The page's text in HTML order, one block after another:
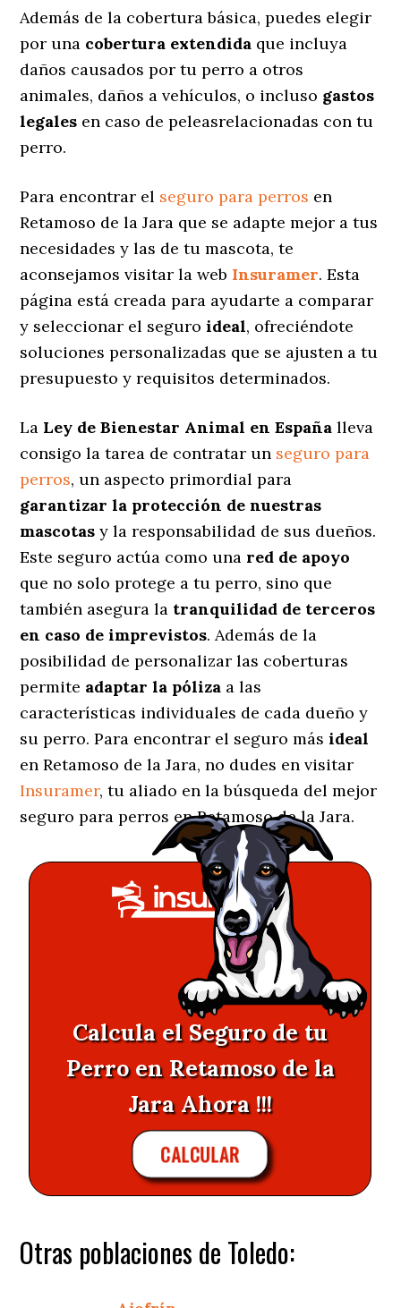
Además de la cobertura básica, puedes elegir
por una cobertura extendida que incluya
daños causados por tu perro a otros
animales, daños a vehículos, o incluso gastos
legales en caso de peleasrelacionadas con tu
perro.
Para encontrar el seguro para perros en
Retamoso de la Jara que se adapte mejor a tus
necesidades y las de tu mascota, te
aconsejamos visitar la web Insuramer. Esta
página está creada para ayudarte a comparar
y seleccionar el seguroideal, ofreciéndote
soluciones personalizadas que se ajusten a tu
presupuesto y requisitos determinados.
La Ley de Bienestar Animal en España lleva
consigo la tarea de contratar un seguro para
perros, un aspecto primordial para
garantizar la protección de nuestras
mascotas y la responsabilidad de sus dueños.
Este seguro actúa como una red de apoyo
que no solo protege a tu perro, sino que
también asegura la tranquilidad de terceros
en caso de imprevistos. Además de la
posibilidad de personalizar las coberturas
permite adaptar la póliza a las
características individuales de cada dueño y
su perro. Para encontrar el seguro másideal
en Retamoso de la Jara, no dudes en visitar
Insuramer, tu aliado en la búsqueda del mejor
seguro para perros en Retamoso de la Jara.
Calcula el Seguro de tu
Perro en Retamoso de la
Jara Ahora !!!
CALCULAR
Otras poblaciones de Toledo: